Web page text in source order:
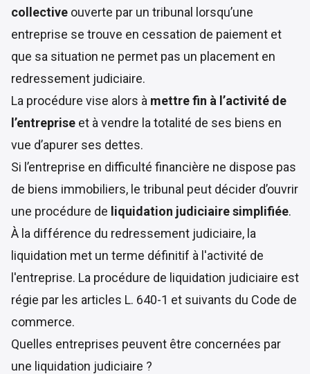
collective ouverte par un tribunal lorsqu’une
entreprise se trouve en cessation de paiement et
que sa situation ne permet pas un placement en
redressement judiciaire.
La procédure vise alors à mettre fin à l’activité de
l’entreprise et à vendre la totalité de ses biens en
vue d’apurer ses dettes.
Si l’entreprise en difficulté financière ne dispose pas
de biens immobiliers, le tribunal peut décider d’ouvrir
une procédure de liquidation judiciaire simplifiée.
À la différence du redressement judiciaire, la
liquidation met un terme définitif à l'activité de
l'entreprise. La procédure de liquidation judiciaire est
régie par les articles L. 640-1 et suivants du Code de
commerce.
Quelles entreprises peuvent être concernées par
une liquidation judiciaire ?